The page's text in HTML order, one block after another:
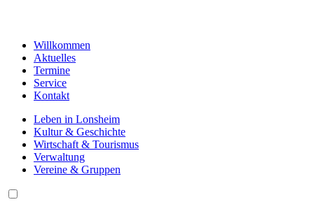
Willkommen
Aktuelles
Termine
Service
Kontakt
Leben in Lonsheim
Kultur & Geschichte
Wirtschaft & Tourismus
Verwaltung
Vereine & Gruppen